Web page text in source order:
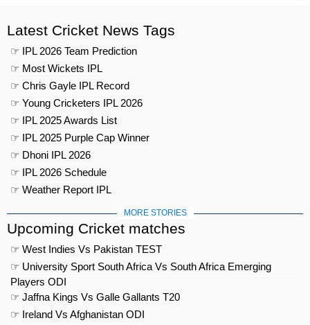
Latest Cricket News Tags
☞ IPL 2026 Team Prediction
☞ Most Wickets IPL
☞ Chris Gayle IPL Record
☞ Young Cricketers IPL 2026
☞ IPL 2025 Awards List
☞ IPL 2025 Purple Cap Winner
☞ Dhoni IPL 2026
☞ IPL 2026 Schedule
☞ Weather Report IPL
MORE STORIES
Upcoming Cricket matches
☞ West Indies Vs Pakistan TEST
☞ University Sport South Africa Vs South Africa Emerging
Players ODI
☞ Jaffna Kings Vs Galle Gallants T20
☞ Ireland Vs Afghanistan ODI